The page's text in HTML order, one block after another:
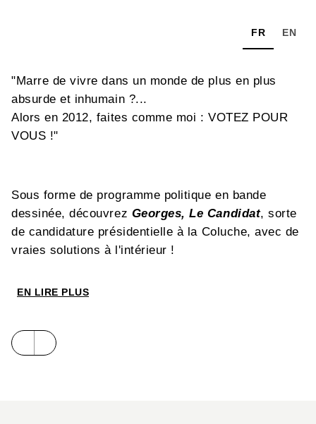
FR EN
"Marre de vivre dans un monde de plus en plus
absurde et inhumain ?...
Alors en 2012, faites comme moi : VOTEZ POUR
VOUS !"
Sous forme de programme politique en bande
dessinée, découvrez Georges, Le Candidat, sorte
de candidature présidentielle à la Coluche, avec de
vraies solutions à l'intérieur !
EN LIRE PLUS